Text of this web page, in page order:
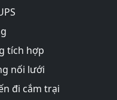
tích hợp
nối lưới
đi cắm trại